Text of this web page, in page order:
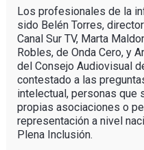
Los profesionales de la
sido Belén Torres,
Canal Sur TV, Marta
Robles, de Onda Cero, y
del Consejo Audiovisual
contestado a las
intelectual, personas que
propias asociaciones o
representación a nivel
Plena Inclusión.